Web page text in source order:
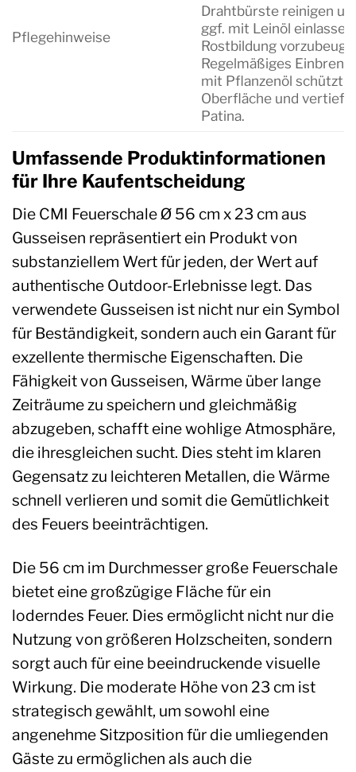
Pflegehinweise
Drahtbürste reinigen
ggf. mit Leinöl
Rostbildung
Regelmäßiges
mit Pflanzenöl schützt
Oberfläche und vertieft
Patina.
Umfassende Produktinformationen
für Ihre Kaufentscheidung
Die CMI Feuerschale Ø 56 cm x 23 cm aus
Gusseisen repräsentiert ein Produkt von
substanziellem Wert für jeden, der Wert auf
authentische Outdoor-Erlebnisse legt. Das
verwendete Gusseisen ist nicht nur ein Symbol
für Beständigkeit, sondern auch ein Garant für
exzellente thermische Eigenschaften. Die
Fähigkeit von Gusseisen, Wärme über lange
Zeiträume zu speichern und gleichmäßig
abzugeben, schafft eine wohlige Atmosphäre,
die ihresgleichen sucht. Dies steht im klaren
Gegensatz zu leichteren Metallen, die Wärme
schnell verlieren und somit die Gemütlichkeit
des Feuers beeinträchtigen.
Die 56 cm im Durchmesser große Feuerschale
bietet eine großzügige Fläche für ein
loderndes Feuer. Dies ermöglicht nicht nur die
Nutzung von größeren Holzscheiten, sondern
sorgt auch für eine beeindruckende visuelle
Wirkung. Die moderate Höhe von 23 cm ist
strategisch gewählt, um sowohl eine
angenehme Sitzposition für die umliegenden
Gäste zu ermöglichen als auch die